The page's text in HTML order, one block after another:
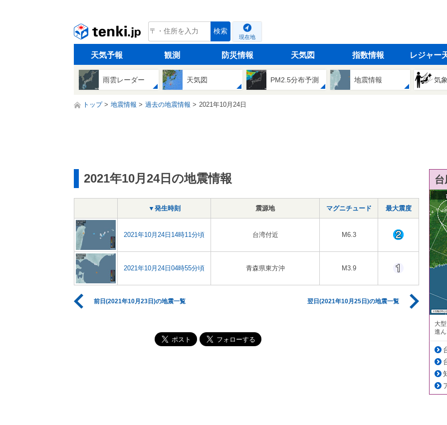
tenki.jp 検索
現在地
天気予報 観測 防災情報 天気図 指数情報 レジャー
雨雲レーダー 天気図 PM2.5分布予測 地震情報 気
トップ 地震情報 過去の地震情報 2021年10月24日
2021年10月24日の地震情報
▼発生時刻 震源地 マグニチュード 最大震度
2021年10月24日14時11分頃 台湾付近 M6.3
2021年10月24日04時55分頃 青森県東方沖 M3.9
前日(2021年10月23日)の地震一覧 翌日(2021年10月25日)の地震一覧
大
進